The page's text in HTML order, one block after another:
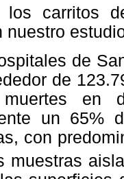
los carritos
nuestro
de
de
en
un 65%
con
muestras